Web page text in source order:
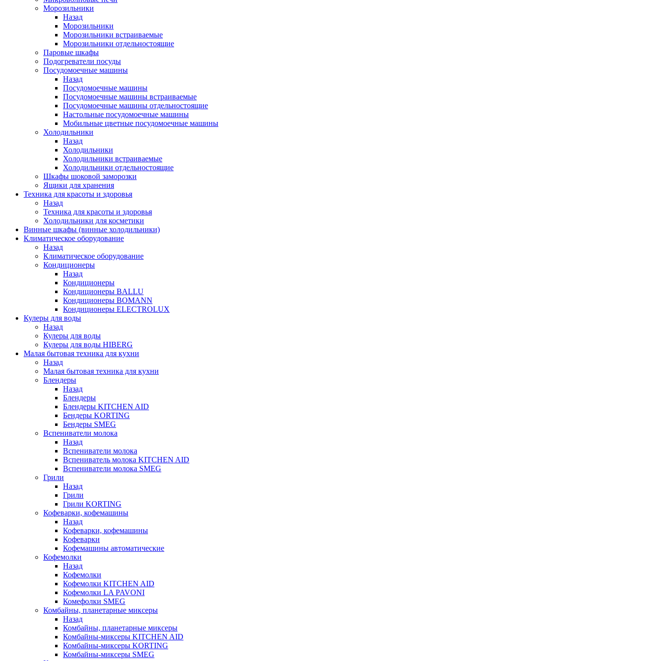
Морозильники
Назад
Морозильники
Морозильники встраиваемые
Морозильники отдельностоящие
Паровые шкафы
Подогреватели посуды
Посудомоечные машины
Назад
Посудомоечные машины
Посудомоечные машины встраиваемые
Посудомоечные машины отдельностоящие
Настольные посудомоечные машины
Мобильные цветные посудомоечные машины
Холодильники
Назад
Холодильники
Холодильники встраиваемые
Холодильники отдельностоящие
Шкафы шоковой заморозки
Ящики для хранения
Техника для красоты и здоровья
Назад
Техника для красоты и здоровья
Холодильники для косметики
Винные шкафы (винные холодильники)
Климатическое оборудование
Назад
Климатическое оборудование
Кондиционеры
Назад
Кондиционеры
Кондиционеры BALLU
Кондиционеры BOMANN
Кондиционеры ELECTROLUX
Кулеры для воды
Назад
Кулеры для воды
Кулеры для воды HIBERG
Малая бытовая техника для кухни
Назад
Малая бытовая техника для кухни
Блендеры
Назад
Блендеры
Блендеры KITCHEN AID
Бендеры KORTING
Бендеры SMEG
Вспениватели молока
Назад
Вспениватели молока
Вспениватель молока KITCHEN AID
Вспениватели молока SMEG
Грили
Назад
Грили
Грили KORTING
Кофеварки, кофемашины
Назад
Кофеварки, кофемашины
Кофеварки
Кофемашины автоматические
Кофемолки
Назад
Кофемолки
Кофемолки KITCHEN AID
Кофемолки LA PAVONI
Комефолки SMEG
Комбайны, планетарные миксеры
Назад
Комбайны, планетарные миксеры
Комбайны-миксеры KITCHEN AID
Комбайны-миксеры KORTING
Комбайны-миксеры SMEG